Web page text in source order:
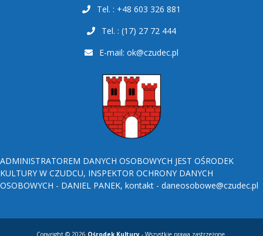
Tel. : +48 603 326 881
Tel. : (17) 27 72 444
E-mail: ok@czudec.pl
ADMINISTRATOREM DANYCH OSOBOWYCH JEST OŚRODEK
KULTURY W CZUDCU, INSPEKTOR OCHRONY DANYCH
OSOBOWYCH - DANIEL PANEK, kontakt - daneosobowe@czudec.pl
Copyright © 2026 Ośrodek Kultury - Wszystkie prawa zastrzeżone.